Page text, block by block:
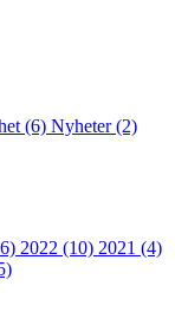
(6) Nyheter (2)
2022 (10) 2021 (4)